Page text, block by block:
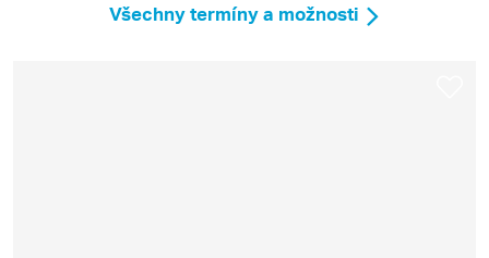
Všechny termíny a možnosti